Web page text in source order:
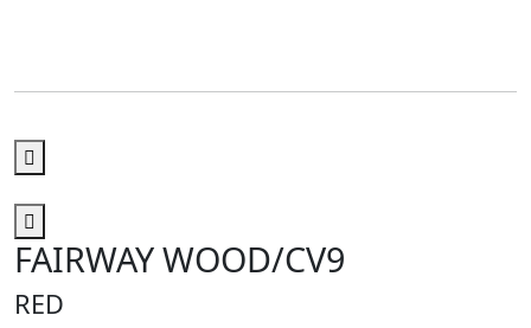
FAIRWAY WOOD/CV9
RED